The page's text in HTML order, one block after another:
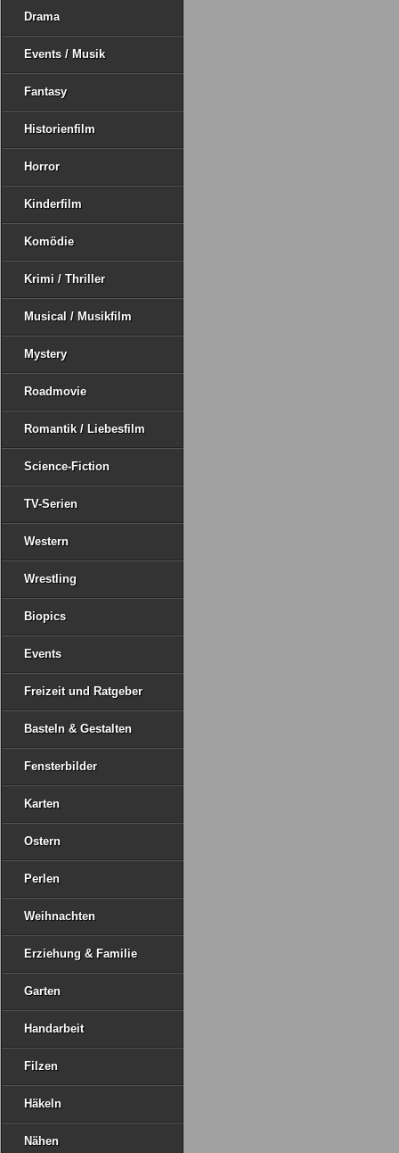
Drama
Events / Musik
Fantasy
Historienfilm
Horror
Kinderfilm
Komödie
Krimi / Thriller
Musical / Musikfilm
Mystery
Roadmovie
Romantik / Liebesfilm
Science-Fiction
TV-Serien
Western
Wrestling
Biopics
Events
Freizeit und Ratgeber
Basteln & Gestalten
Fensterbilder
Karten
Ostern
Perlen
Weihnachten
Erziehung & Familie
Garten
Handarbeit
Filzen
Häkeln
Nähen